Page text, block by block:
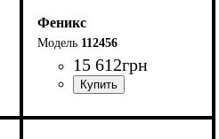
Феникс
112456
15 612грн